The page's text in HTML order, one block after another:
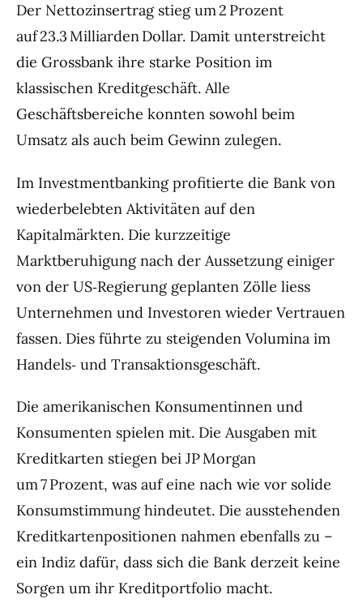
Der Nettozinsertrag stieg um 2 Prozent
auf 23.3 Milliarden Dollar. Damit unterstreicht
die Grossbank ihre starke Position im
klassischen Kreditgeschäft. Alle
Geschäftsbereiche konnten sowohl beim
Umsatz als auch beim Gewinn zulegen.
Im Investmentbanking profitierte die Bank von
wiederbelebten Aktivitäten auf den
Kapitalmärkten. Die kurzzeitige
Marktberuhigung nach der Aussetzung einiger
von der US‑Regierung geplanten Zölle liess
Unternehmen und Investoren wieder Vertrauen
fassen. Dies führte zu steigenden Volumina im
Handels‑ und Transaktionsgeschäft.
Die amerikanischen Konsumentinnen und
Konsumenten spielen mit. Die Ausgaben mit
Kreditkarten stiegen bei JP Morgan
um 7 Prozent, was auf eine nach wie vor solide
Konsumstimmung hindeutet. Die ausstehenden
Kreditkartenpositionen nahmen ebenfalls zu –
ein Indiz dafür, dass sich die Bank derzeit keine
Sorgen um ihr Kreditportfolio macht.